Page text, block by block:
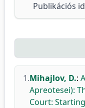
Publikációs
1.Mihajlov, D.:
Apreotesei):
Court: